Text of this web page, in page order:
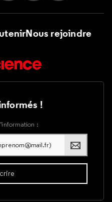
Nous rejoindre
!
: